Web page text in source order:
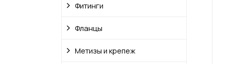
Фитинги
Фланцы
Метизы и крепеж